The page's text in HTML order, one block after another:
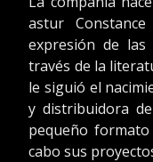
astur
expresión de
través de la
le siguió el
y distribuidora
pequeño
cabo sus